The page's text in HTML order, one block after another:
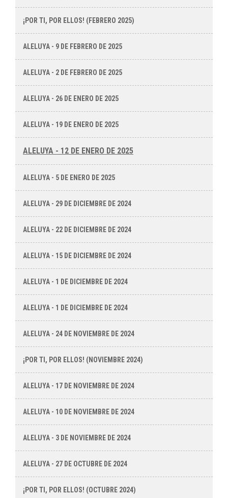
¡POR TI, POR ELLOS! (FEBRERO 2025)
ALELUYA - 9 DE FEBRERO DE 2025
ALELUYA - 2 DE FEBRERO DE 2025
ALELUYA - 26 DE ENERO DE 2025
ALELUYA - 19 DE ENERO DE 2025
ALELUYA - 12 DE ENERO DE 2025
ALELUYA - 5 DE ENERO DE 2025
ALELUYA - 29 DE DICIEMBRE DE 2024
ALELUYA - 22 DE DICIEMBRE DE 2024
ALELUYA - 15 DE DICIEMBRE DE 2024
ALELUYA - 1 DE DICIEMBRE DE 2024
ALELUYA - 1 DE DICIEMBRE DE 2024
ALELUYA - 24 DE NOVIEMBRE DE 2024
¡POR TI, POR ELLOS! (NOVIEMBRE 2024)
ALELUYA - 17 DE NOVIEMBRE DE 2024
ALELUYA - 10 DE NOVIEMBRE DE 2024
ALELUYA - 3 DE NOVIEMBRE DE 2024
ALELUYA - 27 DE OCTUBRE DE 2024
¡POR TI, POR ELLOS! (OCTUBRE 2024)